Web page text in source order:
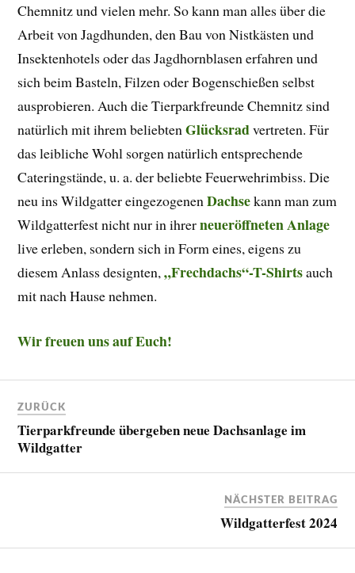
Chemnitz und vielen mehr. So kann man alles über die
Arbeit von Jagdhunden, den Bau von Nistkästen und
Insektenhotels oder das Jagdhornblasen erfahren und
sich beim Basteln, Filzen oder Bogenschießen selbst
ausprobieren. Auch die Tierparkfreunde Chemnitz sind
natürlich mit ihrem beliebtenGlücksradvertreten. Für
das leibliche Wohl sorgen natürlich entsprechende
Cateringstände, u. a. der beliebte Feuerwehrimbiss. Die
neu ins Wildgatter eingezogenenDachsekann man zum
Wildgatterfest nicht nur in ihrerneueröffneten Anlage
live erleben, sondern sich in Form eines, eigens zu
diesem Anlass designten,„Frechdachs“-T-Shirtsauch
mit nach Hause nehmen.
Wir freuen uns auf Euch!
ZURÜCK
Tierparkfreunde übergeben neue Dachsanlage im
Wildgatter
NÄCHSTER BEITRAG
Wildgatterfest 2024